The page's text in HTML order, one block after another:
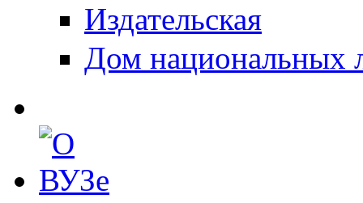
Издательская
Дом национальных